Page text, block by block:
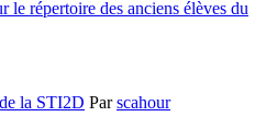
le répertoire des anciens élèves du
la STI2D Parscahour